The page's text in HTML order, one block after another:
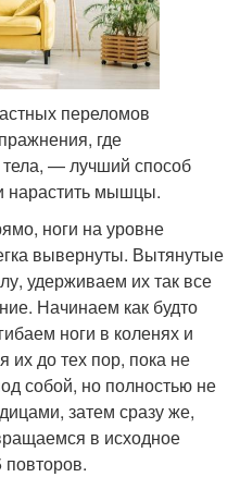
переломов
где
тела, — лучший способ
нарастить мышцы.
ноги на уровне
вывернуты. Вытянутые
удерживаем их так все
Начинаем как будто
ноги в коленях и
их до тех пор, пока не
собой, но полностью не
затем сразу же,
в исходное